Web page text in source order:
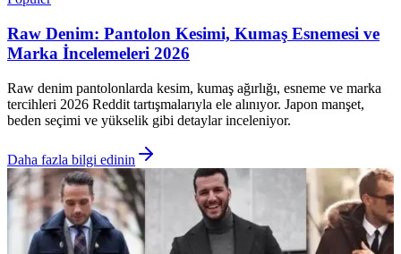
Raw Denim: Pantolon Kesimi, Kumaş Esnemesi ve
Marka İncelemeleri 2026
Raw denim pantolonlarda kesim, kumaş ağırlığı, esneme ve marka
tercihleri 2026 Reddit tartışmalarıyla ele alınıyor. Japon manşet,
beden seçimi ve yükselik gibi detaylar inceleniyor.
Daha fazla bilgi edinin